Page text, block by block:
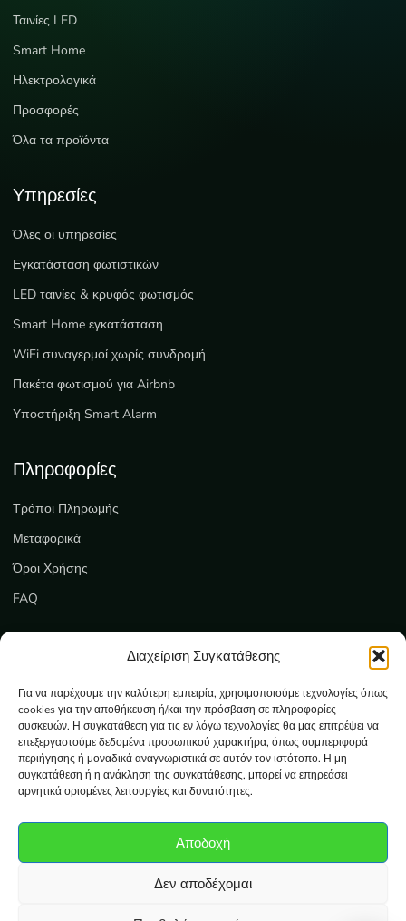
Διαχείριση Συγκατάθεσης
Για να παρέχουμε την καλύτερη εμπειρία, χρησιμοποιούμε τεχνολογίες όπως
cookies για την αποθήκευση ή/και την πρόσβαση σε πληροφορίες
συσκευών. Η συγκατάθεση για τις εν λόγω τεχνολογίες θα μας επιτρέψει να
επεξεργαστούμε δεδομένα προσωπικού χαρακτήρα, όπως συμπεριφορά
περιήγησης ή μοναδικά αναγνωριστικά σε αυτόν τον ιστότοπο. Η μη
συγκατάθεση ή η ανάκληση της συγκατάθεσης, μπορεί να επηρεάσει
αρνητικά ορισμένες λειτουργίες και δυνατότητες.
Αποδοχή
Δεν αποδέχομαι
Ταινίες LED
Smart Home
Ηλεκτρολογικά
Προσφορές
Όλα τα προϊόντα
Υπηρεσίες
Όλες οι υπηρεσίες
Εγκατάσταση φωτιστικών
LED ταινίες & κρυφός φωτισμός
Smart Home εγκατάσταση
WiFi συναγερμοί χωρίς συνδρομή
Πακέτα φωτισμού για Airbnb
Υποστήριξη Smart Alarm
Πληροφορίες
Τρόποι Πληρωμής
Μεταφορικά
Όροι Χρήσης
FAQ
Επικοινωνία
Ο λογαριασμός μου
Καλάθι
Ολοκλήρωση αγοράς